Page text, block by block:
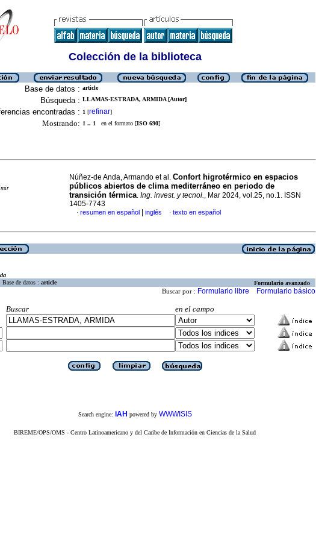
Colección de la biblioteca
Base de datos : article
Búsqueda : LLAMAS-ESTRADA, ARMIDA [Autor]
encontradas : 1 [refinar]
Mostrando: 1 .. 1 en el formato [ISO 690]
Núñez-de Anda, Armando et al. Confort higrotérmico en espacios
públicos abiertos de clima mediterráneo en periodo de
transición térmica. Ing. invest. y tecnol., Mar 2024, vol.25, no.1. ISSN
1405-7743
· resumen en español inglés · texto en español
Base de datos : article Formulario avanzado
Buscar por : Formulario libre Formulario básico
Buscar
en el campo
Search engine: iAH powered by WWWISIS
BIREME/OPS/OMS - Centro Latinoamericano y del Caribe de Información en Ciencias de la Salud